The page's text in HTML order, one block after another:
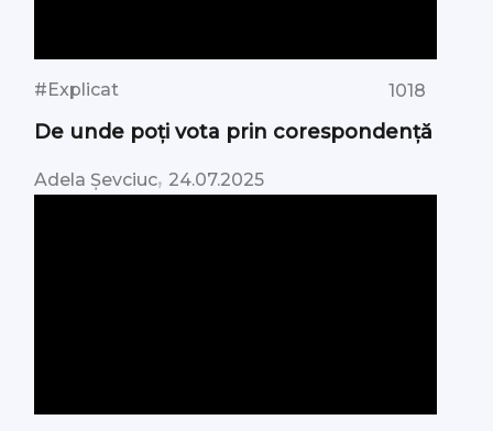
#Explicat 1018
De unde poți vota prin corespondență
Adela Șevciuc, 24.07.2025